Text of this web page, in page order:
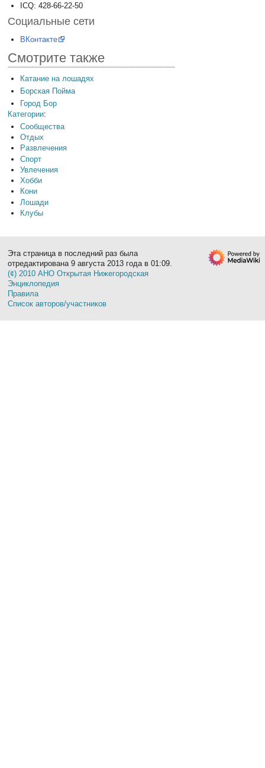
ICQ: 428-66-22-50
Социальные сети
ВКонтакте
Смотрите также
Катание на лошадях
Борская Пойма
Город Бор
Категории:
Сообщества
Отдых
Развлечения
Спорт
Увлечения
Хобби
Кони
Лошади
Клубы
Эта страница в последний раз была
отредактирована 9 августа 2013 года в 01:09.
(¢) 2010 АНО Открытая Нижегородская
Энциклопедия
Правила
Список авторов/участников